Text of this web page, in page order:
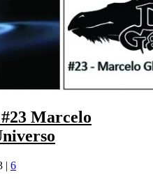
Marcelo
| 6